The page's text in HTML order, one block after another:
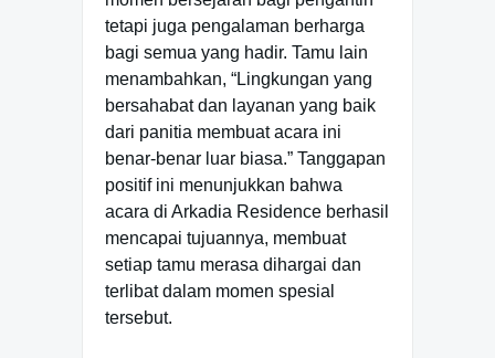
tetapi juga pengalaman berharga
bagi semua yang hadir. Tamu lain
menambahkan, “Lingkungan yang
bersahabat dan layanan yang baik
dari panitia membuat acara ini
benar-benar luar biasa.” Tanggapan
positif ini menunjukkan bahwa
acara di Arkadia Residence berhasil
mencapai tujuannya, membuat
setiap tamu merasa dihargai dan
terlibat dalam momen spesial
tersebut.